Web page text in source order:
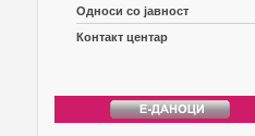
Односи со јавност
Контакт центар